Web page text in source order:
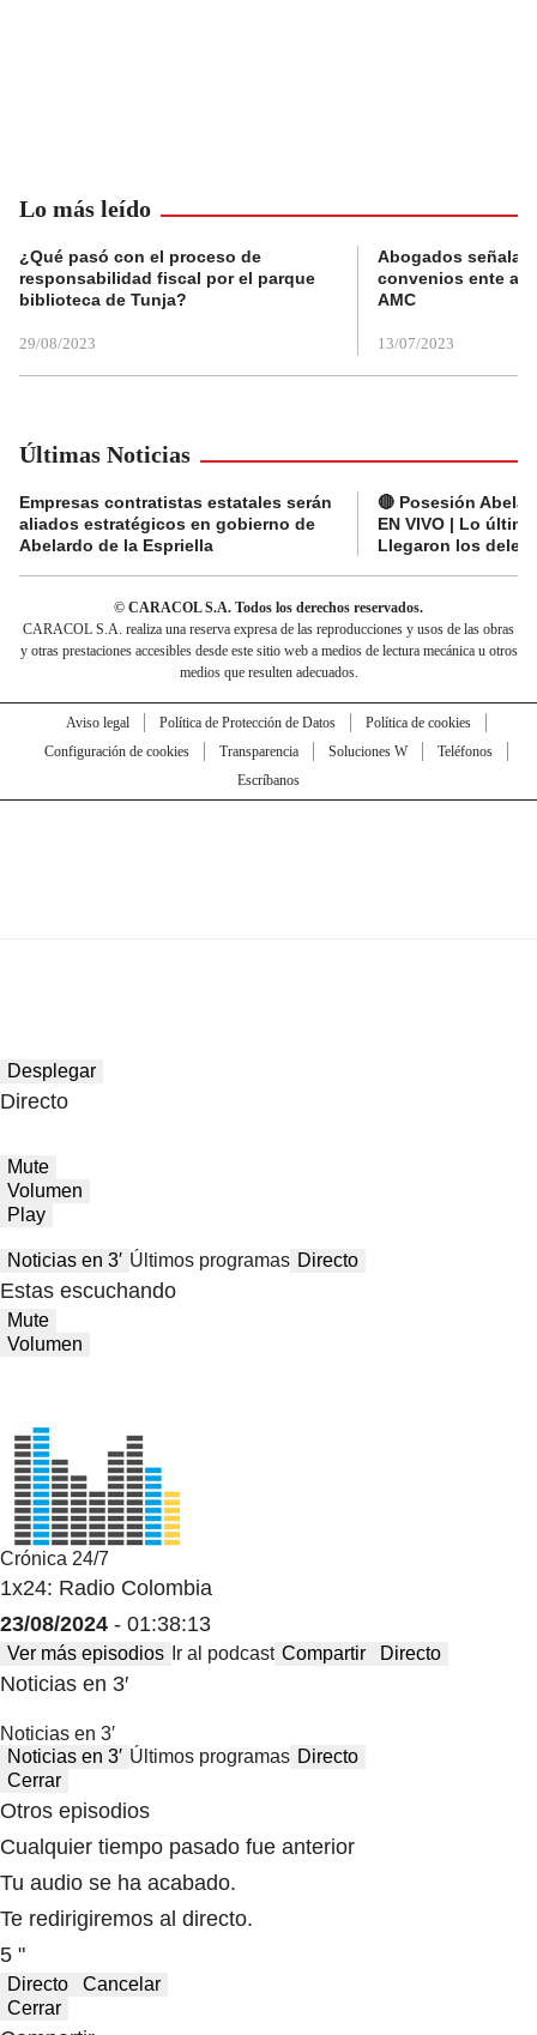
Lo más leído
¿Qué pasó con el proceso de
responsabilidad fiscal por el parque
biblioteca de Tunja?
29/08/2023
Abogados
convenios ente
AMC
13/07/2023
Últimas Noticias
Empresas contratistas estatales serán
aliados estratégicos en gobierno de
Abelardo de la Espriella
🔴 Posesión
EN VIVO | Lo
Llegaron los
© CARACOL S.A. Todos los derechos reservados.
CARACOL S.A. realiza una reserva expresa de las reproducciones y usos de las obras
y otras prestaciones accesibles desde este sitio web a medios de lectura mecánica u otros
medios que resulten adecuados.
Aviso legal Política de Protección de Datos
Política de cookies
Configuración de cookies
Transparencia Soluciones W
Teléfonos
Escríbanos
Desplegar
Directo
Mute
Volumen
Play
Noticias en 3′ Últimos programas Directo
Estas escuchando
Mute
Volumen
Crónica 24/7
1x24: Radio Colombia
23/08/2024 - 01:38:13
Ver más episodios Ir al podcast Compartir Directo
Noticias en 3′
Noticias en 3′
Noticias en 3′ Últimos programas Directo
Cerrar
Otros episodios
Cualquier tiempo pasado fue anterior
Tu audio se ha acabado.
Te redirigiremos al directo.
5 "
Directo
Cancelar
Cerrar